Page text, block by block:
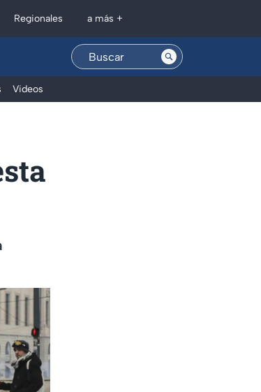
Regionales a más +
Videos